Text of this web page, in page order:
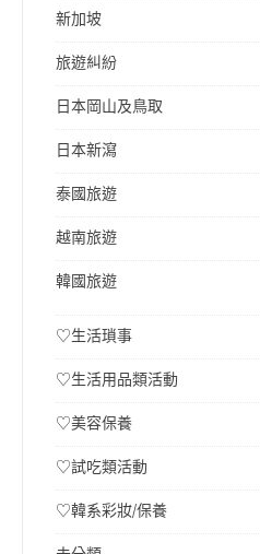
新加坡
旅遊糾紛
日本岡山及鳥取
日本新瀉
泰國旅遊
越南旅遊
韓國旅遊
♡生活瑣事
♡生活用品類活動
♡美容保養
♡試吃類活動
♡韓系彩妝/保養